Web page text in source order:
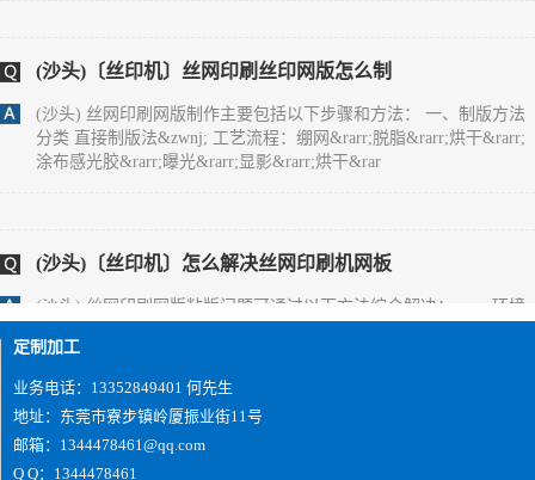
分类 直接制版法&zwnj; 工艺流程：绷网&rarr;脱脂&rarr;烘干&rarr;
涂布感光胶&rarr;曝光&rarr;显影&rarr;烘干&rar
65%左右，避免高温低湿导致油墨粘度异常升高。夏季需
(沙头)您好,双面IMD技术是怎么实现的？
定制加工
业务电话：13352849401 何先生
地址：东莞市寮步镇岭厦振业街11号
邮箱：1344478461@qq.com
Q Q：1344478461